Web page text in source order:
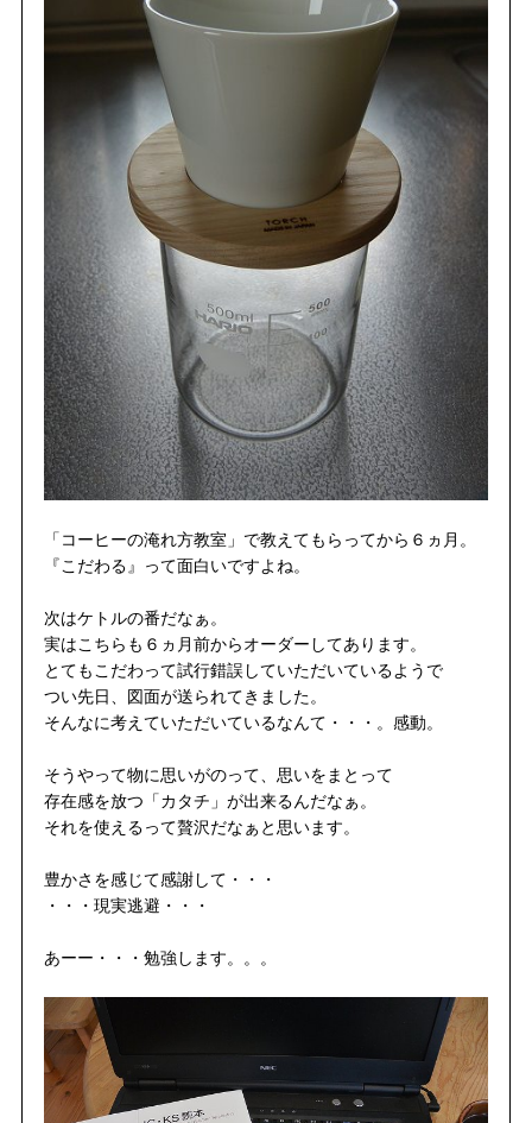
「コーヒーの淹れ方教室」で教えてもらってから６ヵ月。
『こだわる』って面白いですよね。
次はケトルの番だなぁ。
実はこちらも６ヵ月前からオーダーしてあります。
とてもこだわって試行錯誤していただいているようで
つい先日、図面が送られてきました。
そんなに考えていただいているなんて・・・。感動。
そうやって物に思いがのって、思いをまとって
存在感を放つ「カタチ」が出来るんだなぁ。
それを使えるって贅沢だなぁと思います。
豊かさを感じて感謝して・・・
・・・現実逃避・・・
あーー・・・勉強します。。。